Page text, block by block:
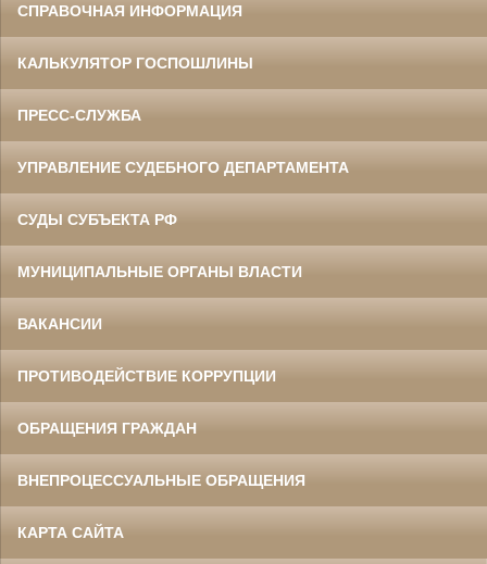
СПРАВОЧНАЯ ИНФОРМАЦИЯ
КАЛЬКУЛЯТОР ГОСПОШЛИНЫ
ПРЕСС-СЛУЖБА
УПРАВЛЕНИЕ СУДЕБНОГО ДЕПАРТАМЕНТА
СУДЫ СУБЪЕКТА РФ
МУНИЦИПАЛЬНЫЕ ОРГАНЫ ВЛАСТИ
ВАКАНСИИ
ПРОТИВОДЕЙСТВИЕ КОРРУПЦИИ
ОБРАЩЕНИЯ ГРАЖДАН
ВНЕПРОЦЕССУАЛЬНЫЕ ОБРАЩЕНИЯ
КАРТА САЙТА